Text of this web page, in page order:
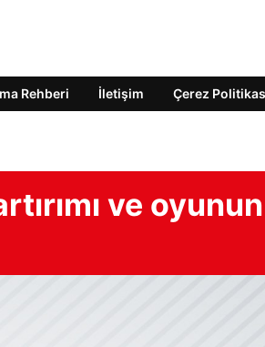
Rehberi İletişim Çerez
ve oyunun